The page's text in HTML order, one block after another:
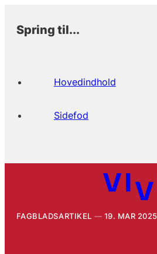
Spring til...
Hovedindhold
Sidefod
FAGBLADSARTIKEL 19. MAR 2025